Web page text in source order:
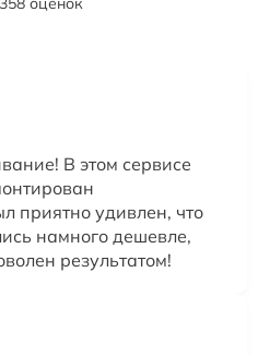
В этом сервисе
приятно удивлен, что
намного дешевле,
результатом!